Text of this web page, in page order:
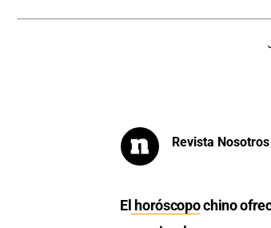
Revista Nosotros
El horóscopochino